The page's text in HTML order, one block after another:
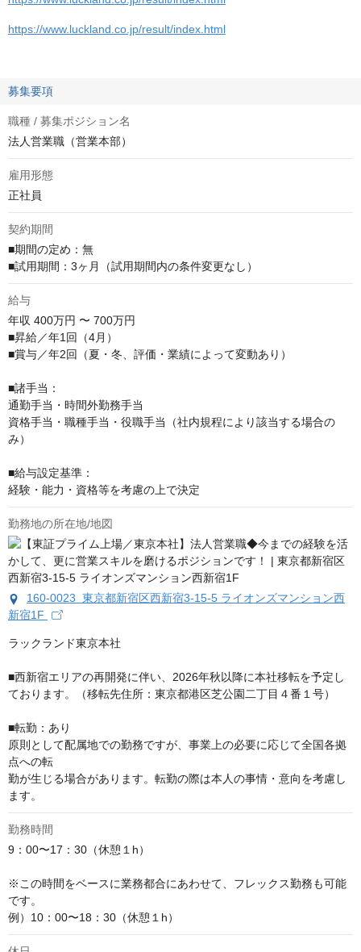
https://www.luckland.co.jp/result/index.html
募集要項
職種 / 募集ポジション名
法人営業職（営業本部）
雇用形態
正社員
契約期間
■期間の定め：無
■試用期間：3ヶ月（試用期間内の条件変更なし）
給与
年収 400万円 〜 700万円
■昇給／年1回（4月）
■賞与／年2回（夏・冬、評価・業績によって変動あり）
■諸手当：
通勤手当・時間外勤務手当
資格手当・職種手当・役職手当（社内規程により該当する場合の
み）
■給与設定基準：
経験・能力・資格等を考慮の上で決定
勤務地の所在地/地図
160-0023 東京都新宿区西新宿3-15-5 ライオンズマンション西
新宿1F
ラックランド東京本社
■西新宿エリアの再開発に伴い、2026年秋以降に本社移転を予定し
ております。（移転先住所：東京都港区芝公園二丁目４番１号）
■転勤：あり
原則として配属地での勤務ですが、事業上の必要に応じて全国各拠
点への転
勤が生じる場合があります。転勤の際は本人の事情・意向を考慮し
ます。
勤務時間
9：00〜17：30（休憩１h）
※この時間をベースに業務都合にあわせて、フレックス勤務も可能
です。
例）10：00〜18：30（休憩１h）